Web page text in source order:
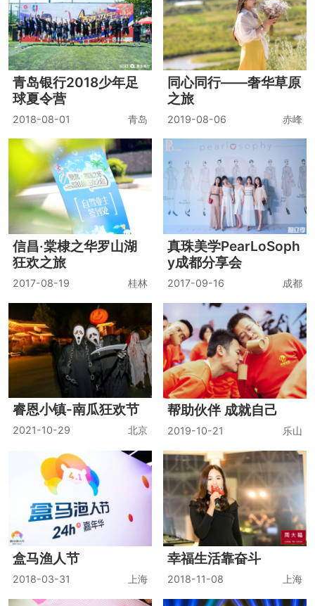
青岛银行2018少年足
球夏令营
2018-08-01 青岛
同心同行——奢华草原
之旅
2019-08-06 赤峰
信昌·棠棣之华罗山湖
狂欢之旅
2017-08-19 桂林
真珠美学PearLoSoph
y成都分享会
2017-09-16 成都
睿恩小镇-南瓜狂欢节
2021-10-29 北京
帮助伙伴 成就自己
2019-10-21 乐山
盒马渔人节
2018-03-31 上海
幸福生活靠奋斗
2018-11-08 上海